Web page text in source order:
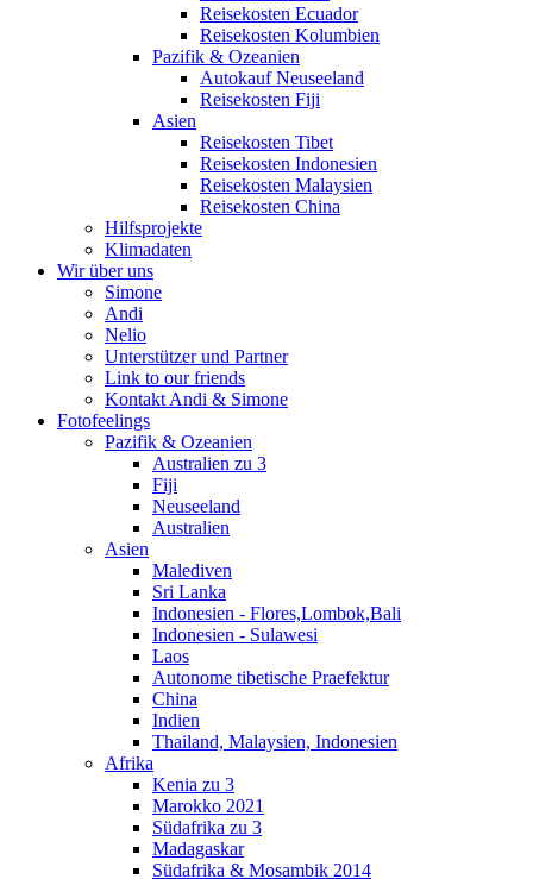
Reisekosten Ecuador
Reisekosten Kolumbien
Pazifik & Ozeanien
Autokauf Neuseeland
Reisekosten Fiji
Asien
Reisekosten Tibet
Reisekosten Indonesien
Reisekosten Malaysien
Reisekosten China
Hilfsprojekte
Klimadaten
Wir über uns
Simone
Andi
Nelio
Unterstützer und Partner
Link to our friends
Kontakt Andi & Simone
Fotofeelings
Pazifik & Ozeanien
Australien zu 3
Fiji
Neuseeland
Australien
Asien
Malediven
Sri Lanka
Indonesien - Flores,Lombok,Bali
Indonesien - Sulawesi
Laos
Autonome tibetische Praefektur
China
Indien
Thailand, Malaysien, Indonesien
Afrika
Kenia zu 3
Marokko 2021
Südafrika zu 3
Madagaskar
Südafrika & Mosambik 2014